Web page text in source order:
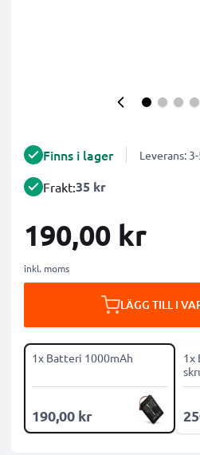
Finns i lager Leverans:
Frakt:35 kr
190,00 kr
inkl. moms
LÄGG TILL I
1x Batteri 1000mAh
190,00 kr
1x